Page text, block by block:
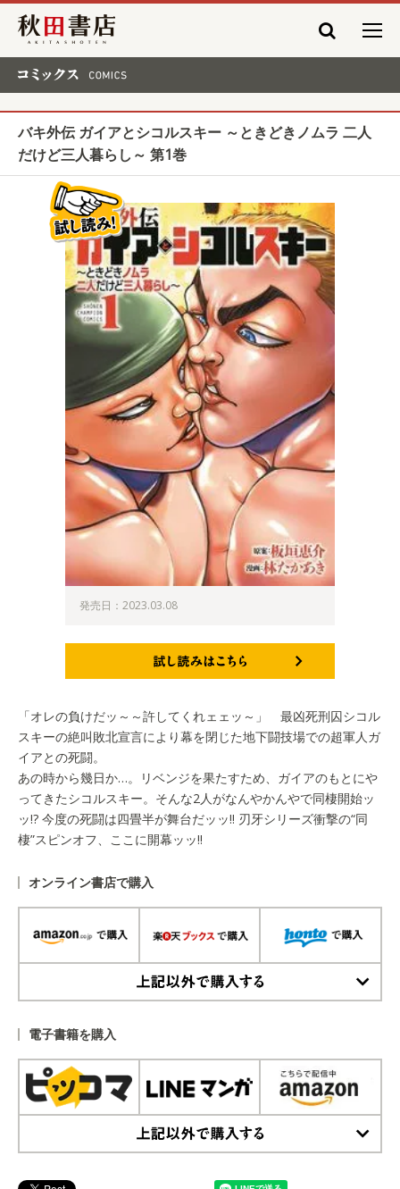
秋田書店
バキ外伝 ガイアとシコルスキー ～ときどきノムラ 二人
だけど三人暮らし～ 第1巻
発売日：2023.03.08
「オレの負けだッ～～許してくれェェッ～」 最凶死刑囚シコル
スキーの絶叫敗北宣言により幕を閉じた地下闘技場での超軍人ガ
イアとの死闘。
あの時から幾日か…。リベンジを果たすため、ガイアのもとにや
ってきたシコルスキー。そんな2人がなんやかんやで同棲開始ッ
ッ!? 今度の死闘は四畳半が舞台だッッ!! 刃牙シリーズ衝撃の“同
棲”スピンオフ、ここに開幕ッッ!!
オンライン書店で購入
電子書籍を購入